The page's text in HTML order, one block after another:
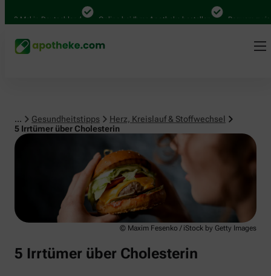
Mal in Deutschland Online bei Ihrer Apotheke bestellen Bequem
... Gesundheitstipps
Herz, Kreislauf & Stoffwechsel
5 Irrtümer über Cholesterin
Herz, Kreislauf & Stoffwechsel
© Maxim Fesenko / iStock by Getty Images
5 Irrtümer über Cholesterin